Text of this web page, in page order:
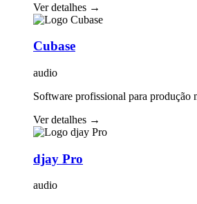
Ver detalhes →
Cubase
audio
Software profissional para produção
Ver detalhes →
djay Pro
audio